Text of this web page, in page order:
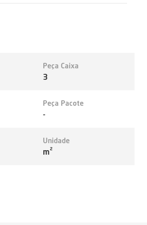
Peça Caixa
3
Peça Pacote
-
Unidade
m²